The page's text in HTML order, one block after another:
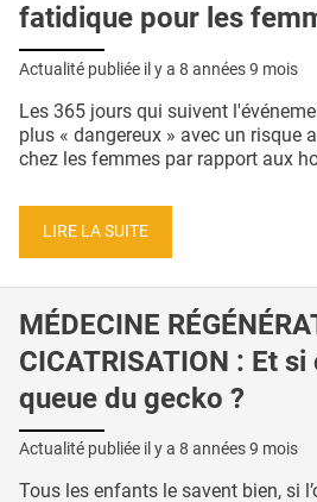
fatidique pour les
Actualité publiée il y a 8 années 9 mois
Les 365 jours qui suivent
plus « dangereux » avec un risque
chez les femmes par rapport aux
LIRE LA SUITE
MÉDECINE
CICATRISATION : Et
queue du gecko ?
Actualité publiée il y a 8 années 9 mois
Tous les enfants le savent bien, si